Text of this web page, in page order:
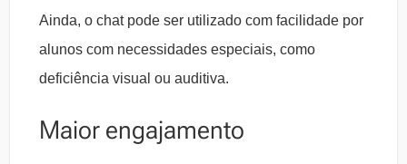
Ainda, o chat pode ser utilizado com facilidade por
alunos com necessidades especiais, como
deficiência visual ou auditiva.
Maior engajamento